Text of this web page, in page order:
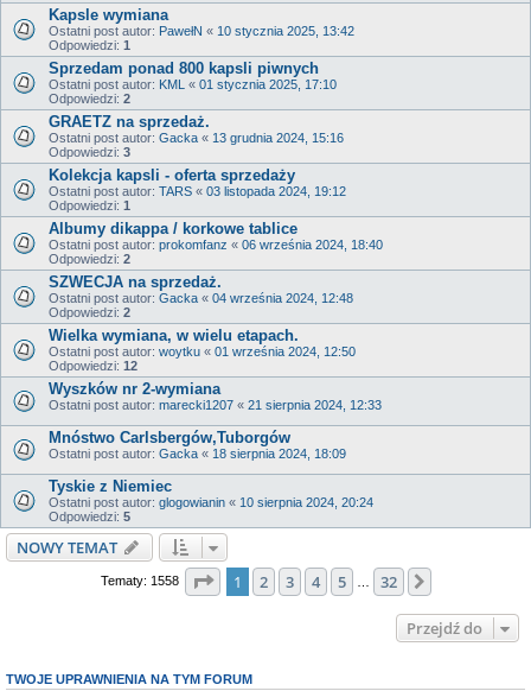
Kapsle wymiana
Ostatni post autor: PawełN « 10 stycznia 2025, 13:42
Odpowiedzi: 1
Sprzedam ponad 800 kapsli piwnych
Ostatni post autor: KML « 01 stycznia 2025, 17:10
Odpowiedzi: 2
GRAETZ na sprzedaż.
Ostatni post autor: Gacka « 13 grudnia 2024, 15:16
Odpowiedzi: 3
Kolekcja kapsli - oferta sprzedaży
Ostatni post autor: TARS « 03 listopada 2024, 19:12
Odpowiedzi: 1
Albumy dikappa / korkowe tablice
Ostatni post autor: prokomfanz « 06 września 2024, 18:40
Odpowiedzi: 2
SZWECJA na sprzedaż.
Ostatni post autor: Gacka « 04 września 2024, 12:48
Odpowiedzi: 2
Wielka wymiana, w wielu etapach.
Ostatni post autor: woytku « 01 września 2024, 12:50
Odpowiedzi: 12
Wyszków nr 2-wymiana
Ostatni post autor: marecki1207 « 21 sierpnia 2024, 12:33
Mnóstwo Carlsbergów,Tuborgów
Ostatni post autor: Gacka « 18 sierpnia 2024, 18:09
Tyskie z Niemiec
Ostatni post autor: glogowianin « 10 sierpnia 2024, 20:24
Odpowiedzi: 5
NOWY TEMAT
Tematy: 1558 Strona1 z32
1 2 3 4 5 32
Przejdź do
TWOJE UPRAWNIENIA NA TYM FORUM